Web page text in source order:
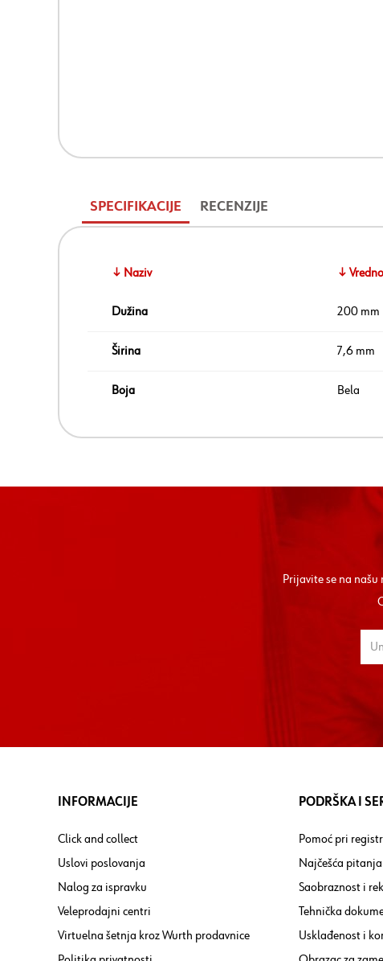
SPECIFIKACIJE RECENZIJE
↓ Naziv ↓
Dužina 200 mm
Širina 7,6 mm
Boja Bela
Prijavite se na
INFORMACIJE
Click and collect
Uslovi poslovanja
Nalog za ispravku
Veleprodajni centri
Virtuelna šetnja kroz Wurth prodavnice
PODRŠKA I
Pomoć pri
Najčešća pitanja
Saobraznost i
Tehnička
Usklađenost i